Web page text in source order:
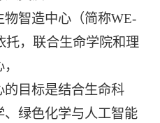
智造中心（简称WE-
托，联合生命学院和理
的目标是结合生命科
绿色化学与人工智能